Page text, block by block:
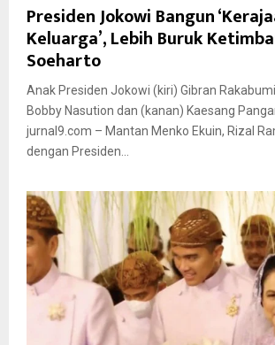
Presiden Jokowi Bangun
Keluarga’, Lebih Buruk
Soeharto
Anak Presiden Jokowi (kiri) Gibran
Bobby Nasution dan (kanan) Kaesang
jurnal9.com – Mantan Menko Ekuin, Rizal
dengan Presiden...